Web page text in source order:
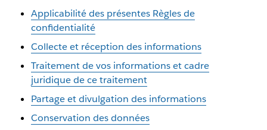
Applicabilité des présentes Règles de
confidentialité
Collecte et réception des informations
Traitement de vos informations et cadre
juridique de ce traitement
Partage et divulgation des informations
Conservation des données